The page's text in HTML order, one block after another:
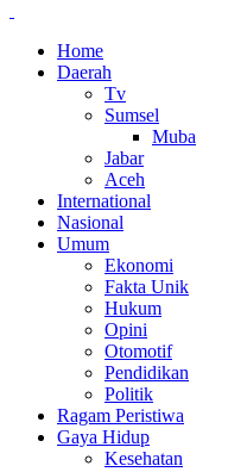
Home
Daerah
Tv
Sumsel
Muba
Jabar
Aceh
International
Nasional
Umum
Ekonomi
Fakta Unik
Hukum
Opini
Otomotif
Pendidikan
Politik
Ragam Peristiwa
Gaya Hidup
Kesehatan